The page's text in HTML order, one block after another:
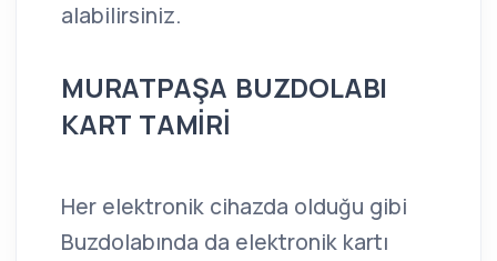
alabilirsiniz.
MURATPAŞA BUZDOLABI
KART TAMİRİ
Her elektronik cihazda olduğu gibi
Buzdolabında da elektronik kartı